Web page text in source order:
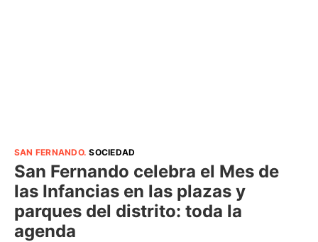
SAN FERNANDO.SOCIEDAD
San Fernando celebra el Mes de
las Infancias en las plazas y
parques del distrito: toda la
agenda